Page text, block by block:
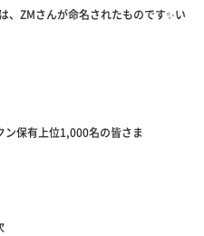
、ZMさんが命名されたものです✨い
ン保有上位1,000名の皆さま